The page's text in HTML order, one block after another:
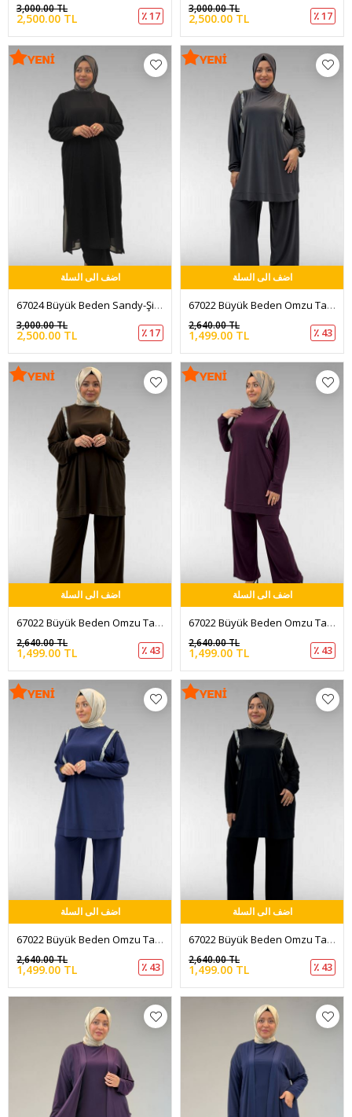
2,500.00 TL
3,000.00 TL
٪ 17 2,500.00 TL
3,000.00 TL
٪ 17
اضف الى السلة
67024 Büyük Beden Sandy-Şifon Takım - Siyah
2,500.00 TL
3,000.00 TL
٪ 17
اضف الى السلة
67022 Büyük Beden Omzu Taş Detaylı Sandy Pantolonlu Takım - Antrasit
1,499.00 TL
2,640.00 TL
٪ 43
اضف الى السلة
67022 Büyük Beden Omzu Taş Detaylı Sandy Pantolonlu Takım - Kahve
1,499.00 TL
2,640.00 TL
٪ 43
اضف الى السلة
67022 Büyük Beden Omzu Taş Detaylı Sandy Pantolonlu Takım - Mürdüm
1,499.00 TL
2,640.00 TL
٪ 43
اضف الى السلة
67022 Büyük Beden Omzu Taş Detaylı Sandy Pantolonlu Takım - Lacivert
1,499.00 TL
2,640.00 TL
٪ 43
اضف الى السلة
67022 Büyük Beden Omzu Taş Detaylı Sandy Pantolonlu Takım - Siyah
1,499.00 TL
2,640.00 TL
٪ 43